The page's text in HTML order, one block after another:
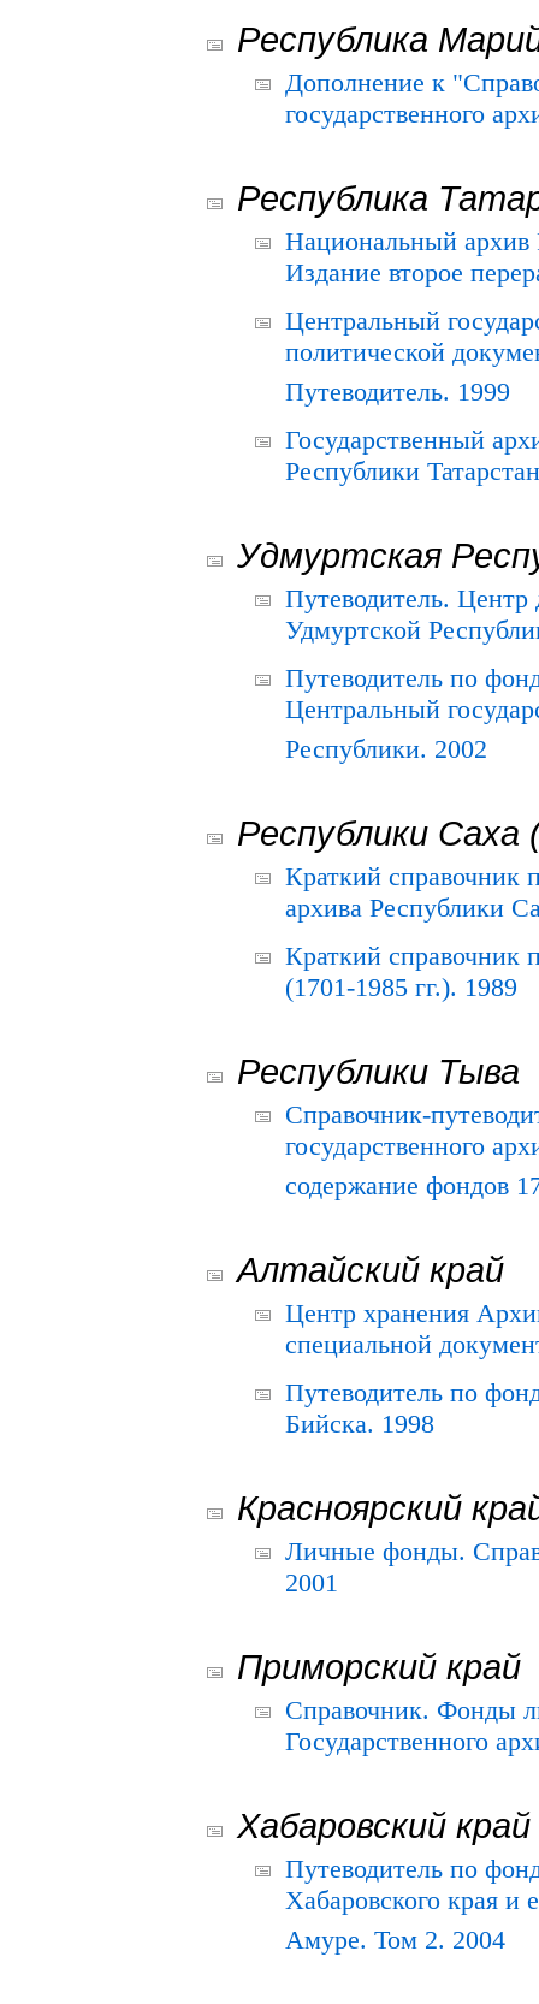
Республика
Дополнение к
государственного
Республика
Национальный архив
Издание второе
Центральный
политической
Путеводитель. 1999
Государственный
Республики
Удмуртская
Путеводитель.
Удмуртской
Путеводитель по
Центральный
Республики. 2002
Республики Саха
Краткий справочник
архива Республики
Краткий
(1701-1985 гг.). 1989
Республики Тыва
Справочник-
государственного
содержание фондов
Алтайский край
Центр хранения
специальной
Путеводитель по
Бийска. 1998
Красноярский
Личные фонды.
2001
Приморский край
Справочник. Фонды
Государственного
Хабаровский край
Путеводитель по
Хабаровского края и
Амуре. Том 2. 2004